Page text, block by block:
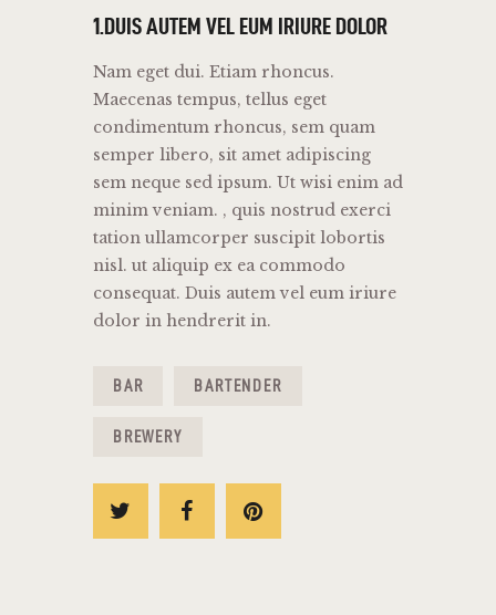
1.DUIS AUTEM VEL EUM IRIURE DOLOR
Nam eget dui. Etiam rhoncus.
Maecenas tempus, tellus eget
condimentum rhoncus, sem quam
semper libero, sit amet adipiscing
sem neque sed ipsum. Ut wisi enim ad
minim veniam. , quis nostrud exerci
tation ullamcorper suscipit lobortis
nisl. ut aliquip ex ea commodo
consequat. Duis autem vel eum iriure
dolor in hendrerit in.
BAR BARTENDER
BREWERY